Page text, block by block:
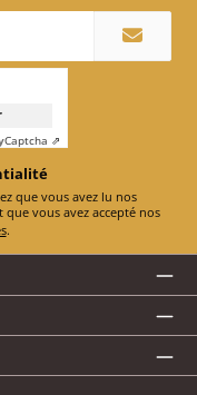
Captcha ⇗
En sélectionnant Continuer, vous confirmez que vous avez lu nos
et que vous avez accepté nos
.